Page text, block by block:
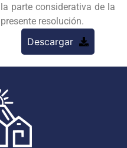
la parte considerativa de la
presente resolución.
Descargar